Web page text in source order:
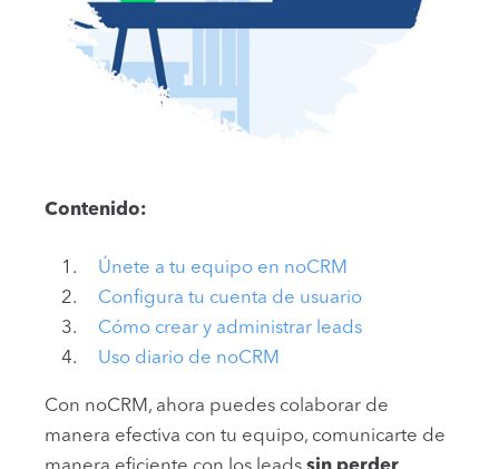
Contenido:
Únete a tu equipo en noCRM
Configura tu cuenta de usuario
Cómo crear y administrar leads
Uso diario de noCRM
Con noCRM, ahora puedes colaborar de
manera efectiva con tu equipo, comunicarte de